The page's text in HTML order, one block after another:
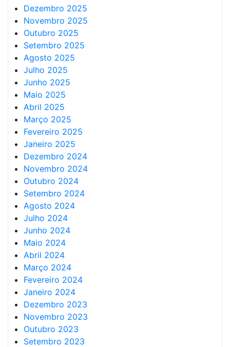
Dezembro 2025
Novembro 2025
Outubro 2025
Setembro 2025
Agosto 2025
Julho 2025
Junho 2025
Maio 2025
Abril 2025
Março 2025
Fevereiro 2025
Janeiro 2025
Dezembro 2024
Novembro 2024
Outubro 2024
Setembro 2024
Agosto 2024
Julho 2024
Junho 2024
Maio 2024
Abril 2024
Março 2024
Fevereiro 2024
Janeiro 2024
Dezembro 2023
Novembro 2023
Outubro 2023
Setembro 2023